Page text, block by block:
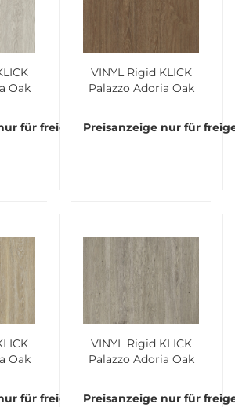
Oak
für freigeschaltete Kunden
VINYL Rigid KLICK
Palazzo Adoria Oak
qm
Preisanzeige nur für
Oak
für freigeschaltete Kunden
VINYL Rigid KLICK
Palazzo Adoria Oak
2,635 qm
Preisanzeige nur für